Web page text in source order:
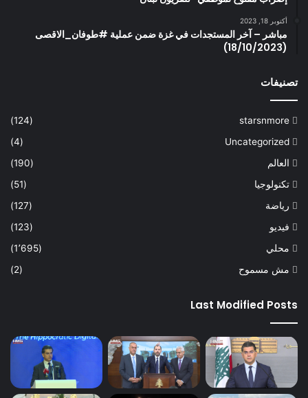
أكتوبر 18, 2023
مباشر – آخر المستجدات في غزة ضمن عملية #طوفان_الاقصى
(18/10/2023)
تصنيفات
starsnmore
(124)
Uncategorized
(4)
العالم
(190)
تكنولوجيا
(51)
رياضة
(127)
فيديو
(123)
محلي
(1٬695)
مش مسموح
(2)
Last Modified Posts